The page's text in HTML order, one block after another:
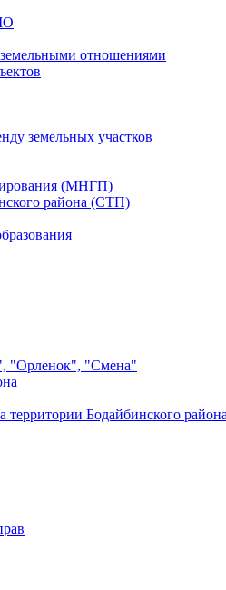
отношениями
земельных участков
(МНГП)
района (СТП)
"Орленок", "Смена"
Бодайбинского района